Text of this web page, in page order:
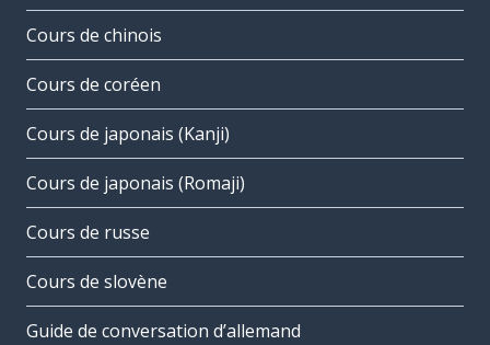
Cours de chinois
Cours de coréen
Cours de japonais (Kanji)
Cours de japonais (Romaji)
Cours de russe
Cours de slovène
Guide de conversation d’allemand